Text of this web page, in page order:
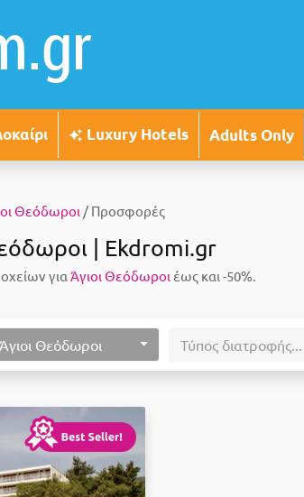
Luxury Hotels Adults Only
Θεόδωροι / Προσφορές
| Ekdromi.gr
για Άγιοι Θεόδωροι έως και -50%.
Άγιοι Θεόδωροι Τύπος διατροφής...